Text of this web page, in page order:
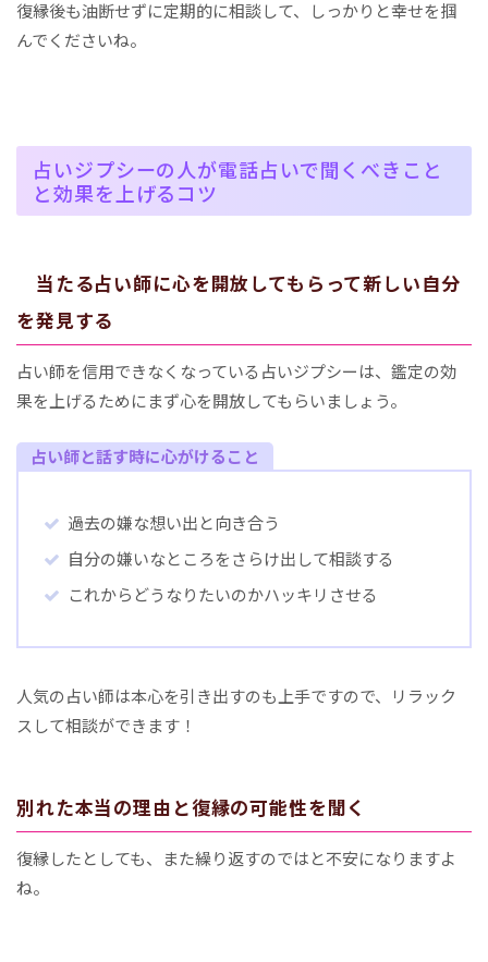
復縁後も油断せずに定期的に相談して、しっかりと幸せを掴
んでくださいね。
占いジプシーの人が電話占いで聞くべきこと
と効果を上げるコツ
当たる占い師に心を開放してもらって新しい自分
を発見する
占い師を信用できなくなっている占いジプシーは、鑑定の効
果を上げるためにまず心を開放してもらいましょう。
占い師と話す時に心がけること
過去の嫌な想い出と向き合う
自分の嫌いなところをさらけ出して相談する
これからどうなりたいのかハッキリさせる
人気の占い師は本心を引き出すのも上手ですので、リラック
スして相談ができます！
別れた本当の理由と復縁の可能性を聞く
復縁したとしても、また繰り返すのではと不安になりますよ
ね。